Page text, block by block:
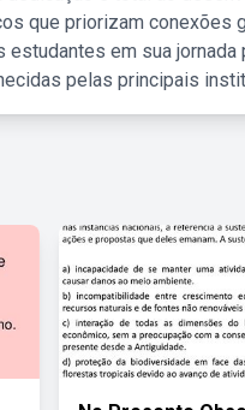
que priorizam conexões
em sua
pelas principais